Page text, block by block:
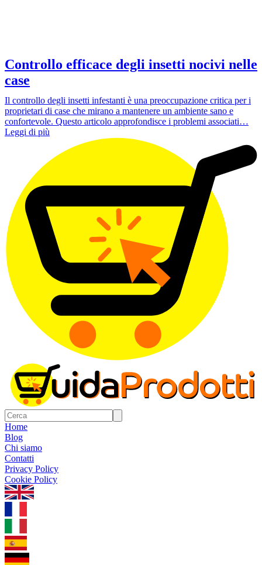
Controllo efficace degli insetti nocivi nelle
case
Il controllo degli insetti infestanti è una preoccupazione critica per i
proprietari di case che mirano a mantenere un ambiente sano e
confortevole. Questo articolo approfondisce i problemi associati…
Leggi di più
Home
Blog
Chi siamo
Contatti
Privacy Policy
Cookie Policy